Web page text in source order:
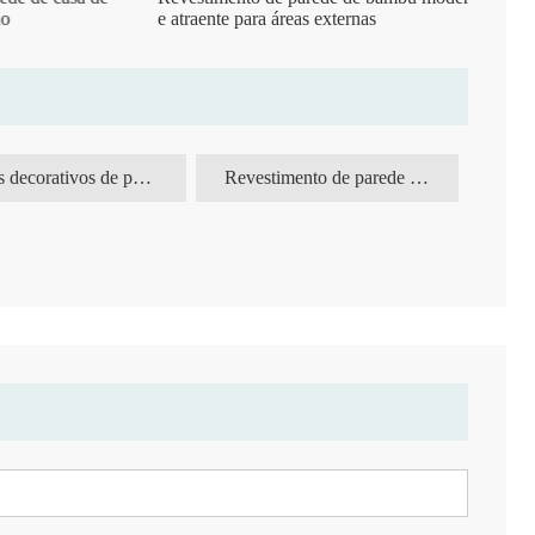
e atraente para áreas externas
painéis decorativos de parede ao ar livre Revestimento de parede de casa